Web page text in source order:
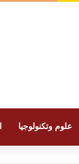
علوم وتكنولوجيا